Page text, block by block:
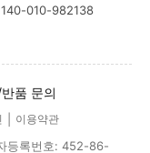
140-010-982138
품 문의
이용약관
등록번호: 452-86-